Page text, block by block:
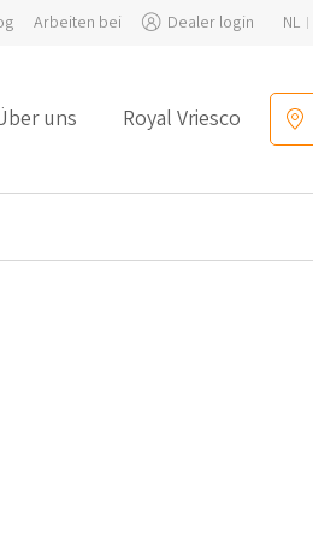
Arbeiten bei Dealer login NL
uns Royal Vriesco